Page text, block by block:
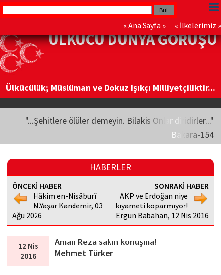
« Ana Sayfa » « İlkelerimiz »
ÜLKÜCÜ DÜNYA GÖRÜŞÜ
Ülkücülük; Müslüman ve Dokuz Işıkçı Milliyetçiliktir...
"...Şehitlere ölüler demeyin. Bilakis Onlar diridirler..."
Bakara-154
HABERLER
ÖNCEKİ HABER
Hâkim en-Nisâburî
M.Yaşar Kandemir, 03
Ağu 2026
SONRAKİ HABER
AKP ve Erdoğan niye
kıyameti koparmıyor!
Ergun Babahan, 12 Nis 2016
12 Nis
2016
Aman Reza sakın konuşma!
Mehmet Türker